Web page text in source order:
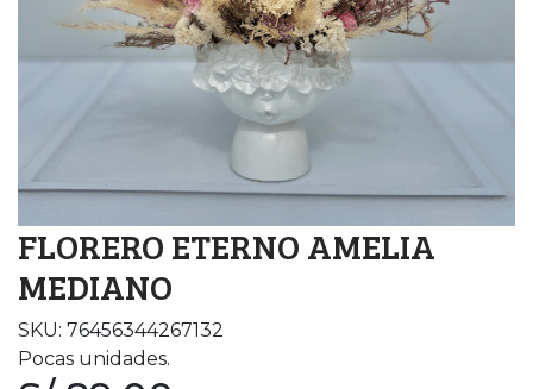
FLORERO ETERNO AMELIA
MEDIANO
SKU: 76456344267132
Pocas unidades.